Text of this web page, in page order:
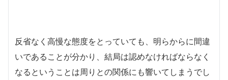
反省なく高慢な態度をとっていても、明らからに間違
いであることが分かり、結局は認めなければならなく
なるということは周りとの関係にも響いてしまうでし